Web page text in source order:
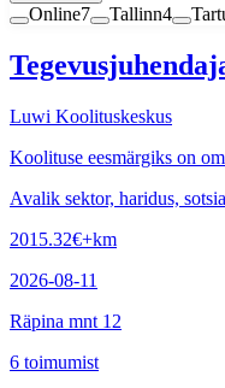
Online7 Tallinn4
Luwi Koolituskeskus
Koolituse eesmärgiks on
Avalik sektor, haridus,
2015.32€+km
2026-08-11
Räpina mnt 12
6 toimumist